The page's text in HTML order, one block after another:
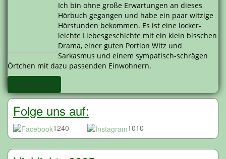
Ich bin ohne große Erwartungen an dieses
Hörbuch gegangen und habe ein paar witzige
Hörstunden bekommen. Es ist eine locker-
leichte Liebesgeschichte mit ein klein bisschen
Drama, einer guten Portion Witz und
Sarkasmus und einem sympatisch-schrägen
Örtchen mit dazu passenden Einwohnern.
Weiterlesen
Folge uns auf:
1240 1010